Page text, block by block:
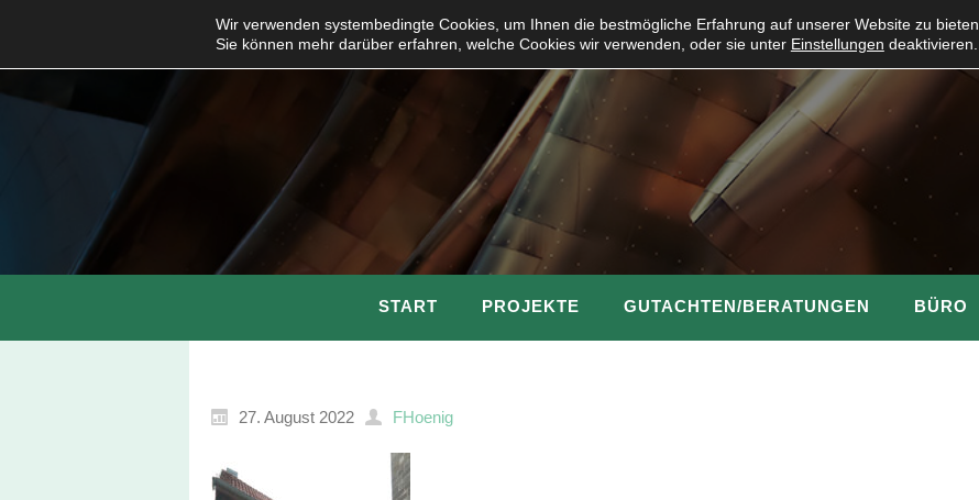
START PROJEKTE GUTACHTEN/BERATUNGEN BÜRO
27. August 2022 FHoenig
Wir verwenden systembedingte Cookies, um Ihnen die bestmögliche Erfahrung auf unserer Website zu bieten.
Sie können mehr darüber erfahren, welche Cookies wir verwenden, oder sie unter Einstellungen deaktivieren.